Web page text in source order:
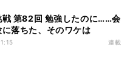
戦 第82回 勉強したのに……会
落ちた、そのワケは
連載